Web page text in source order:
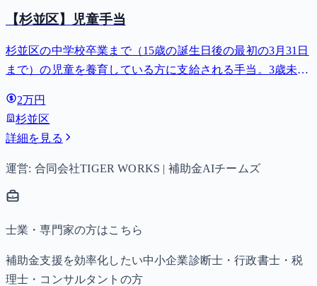
【杉並区】児童手当
杉並区の中学校卒業まで（15歳の誕生日後の最初の3月31日
まで）の児童を養育している方に支給される手当。3歳未満
子以降は15,000円）、中学生は月額10,000円。
2万円
杉並区
詳細を見る
運営: 合同会社TIGER WORKS | 補助金AIチームズ
士業・専門家の方はこちら
補助金支援を効率化したい中小企業診断士・行政書士・税
理士・コンサルタントの方